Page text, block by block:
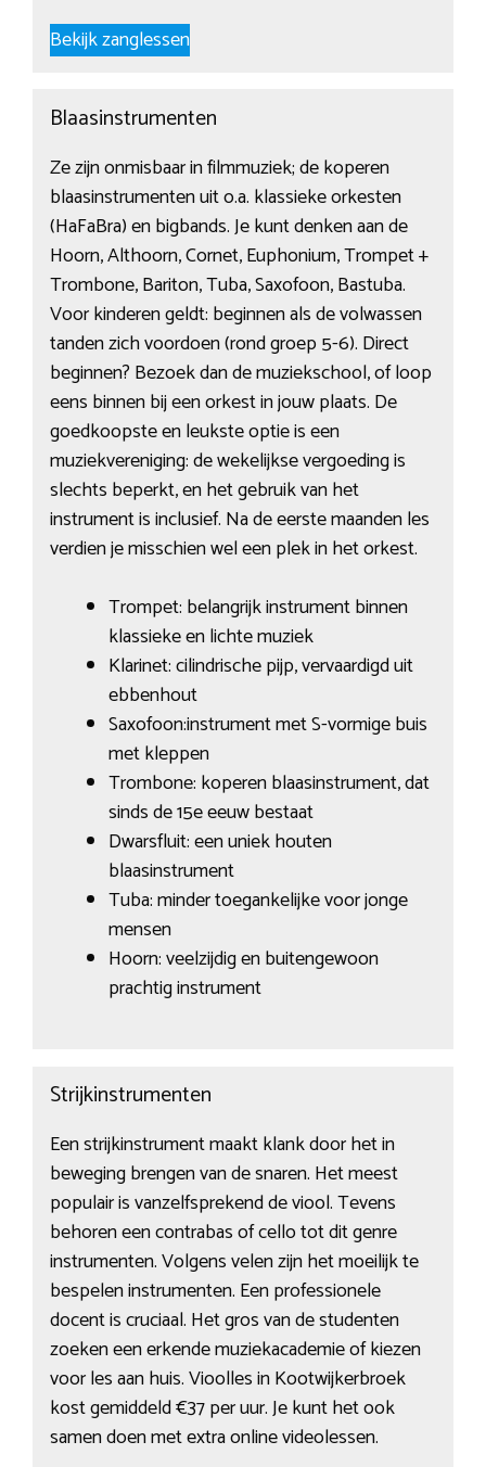
Bekijk zanglessen
Blaasinstrumenten
Ze zijn onmisbaar in filmmuziek; de koperen
blaasinstrumenten uit o.a. klassieke orkesten
(HaFaBra) en bigbands. Je kunt denken aan de
Hoorn, Althoorn, Cornet, Euphonium, Trompet +
Trombone, Bariton, Tuba, Saxofoon, Bastuba.
Voor kinderen geldt: beginnen als de volwassen
tanden zich voordoen (rond groep 5-6). Direct
beginnen? Bezoek dan de muziekschool, of loop
eens binnen bij een orkest in jouw plaats. De
goedkoopste en leukste optie is een
muziekvereniging: de wekelijkse vergoeding is
slechts beperkt, en het gebruik van het
instrument is inclusief. Na de eerste maanden les
verdien je misschien wel een plek in het orkest.
Trompet: belangrijk instrument binnen
klassieke en lichte muziek
Klarinet: cilindrische pijp, vervaardigd uit
ebbenhout
Saxofoon:instrument met S-vormige buis
met kleppen
Trombone: koperen blaasinstrument, dat
sinds de 15e eeuw bestaat
Dwarsfluit: een uniek houten
blaasinstrument
Tuba: minder toegankelijke voor jonge
mensen
Hoorn: veelzijdig en buitengewoon
prachtig instrument
Strijkinstrumenten
Een strijkinstrument maakt klank door het in
beweging brengen van de snaren. Het meest
populair is vanzelfsprekend de viool. Tevens
behoren een contrabas of cello tot dit genre
instrumenten. Volgens velen zijn het moeilijk te
bespelen instrumenten. Een professionele
docent is cruciaal. Het gros van de studenten
zoeken een erkende muziekacademie of kiezen
voor les aan huis. Vioolles in Kootwijkerbroek
kost gemiddeld €37 per uur. Je kunt het ook
samen doen met extra online videolessen.